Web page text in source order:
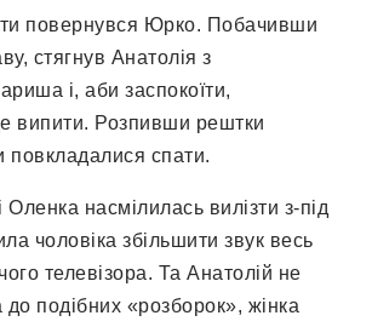
повернувся Юрко. Побачивши
стягнув Анатолія з
і, аби заспокоїти,
випити. Розпивши рештки
повкладалися спати.
насмілилась вилізти з-під
чоловіка збільшити звук весь
телевізора. Та Анатолій не
до подібних «розборок», жінка